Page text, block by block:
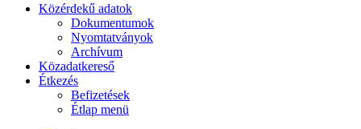
Közérdekű adatok
Dokumentumok
Nyomtatványok
Archívum
Közadatkereső
Étkezés
Befizetések
Étlap menü